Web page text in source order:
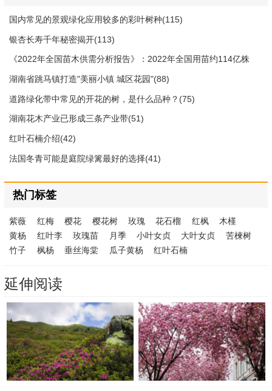
国内常见的景观绿化应用较多的彩叶树种(115)
银杏长寿千年秘密揭开(113)
《2022年全国苗木供需分析报告》：2022年全国用苗约114亿株
(109)
湖南省跳马镇打造"美丽小镇 城区花园"(88)
道路绿化带中常见的开花的树，是什么品种？(75)
湖南花木产业已形成三条产业带(51)
红叶石楠介绍(42)
法国冬青可能是庭院绿篱最好的选择(41)
热门标签
紫薇 红梅 樱花 樱花树 玫瑰 花石榴 红枫
木槿
黄杨
红叶李 玫瑰苗 月季 小叶女贞 大叶女贞
苦楝树
竹子
枫杨 垂丝海棠 瓜子黄杨 红叶石楠
延伸阅读